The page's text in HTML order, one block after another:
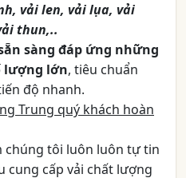
vải len, vải lụa, vải
thun,..
sàng đáp ứng những
lượng lớn, tiêu chuẩn
độ nhanh.
Trung quý khách hoàn
chúng tôi luôn luôn tự tin
cung cấp vải chất lượng